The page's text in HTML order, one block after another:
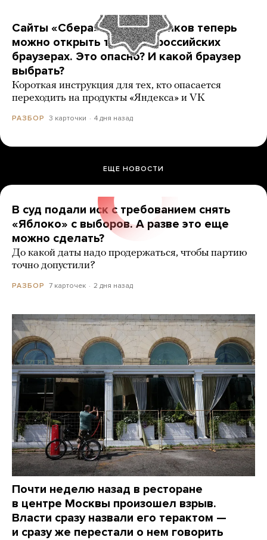
Сайты «Сбера» и других банков теперь
можно открыть только в российских
браузерах. Это опасно? И какой браузер
выбрать?
Короткая инструкция для тех, кто опасается
переходить на продукты «Яндекса» и VK
РАЗБОР 3 карточки 4 дня назад
ЕЩЕ НОВОСТИ
В суд подали иск с требованием снять
«Яблоко» с выборов. А разве это еще
можно сделать?
До какой даты надо продержаться, чтобы партию
точно допустили?
РАЗБОР 7 карточек 2 дня назад
Почти неделю назад в ресторане
в центре Москвы произошел взрыв.
Власти сразу назвали его терактом —
и сразу же перестали о нем говорить